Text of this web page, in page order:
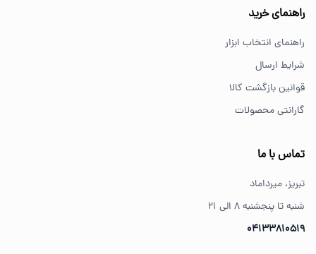
راهنمای خرید
راهنمای انتخاب ابزار
شرایط ارسال
قوانین بازگشت کالا
گارانتی محصولات
تماس با ما
تبریز، میرداماد
شنبه تا پنجشنبه ۸ الی ۲۱
04133810519